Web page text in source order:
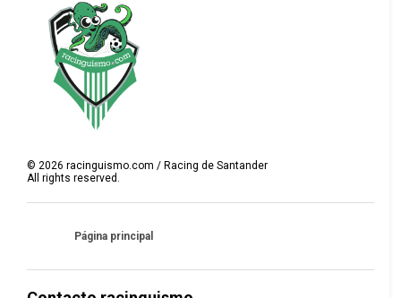
© 2026 racinguismo.com / Racing de Santander
All rights reserved.
Página principal